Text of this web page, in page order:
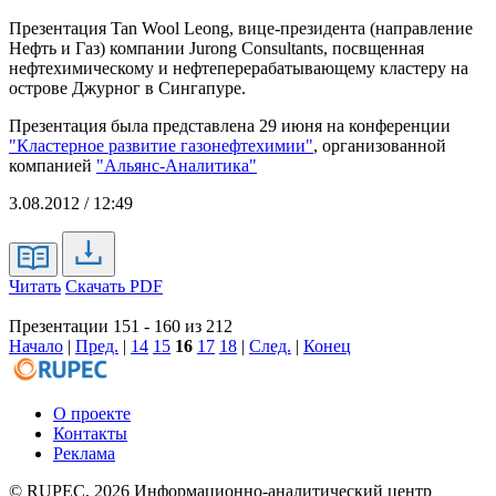
Презентация Tan Wool Leong, вице-президента (направление
Нефть и Газ) компании Jurong Consultants, посвщенная
нефтехимическому и нефтеперерабатывающему кластеру на
острове Джурног в Сингапуре.
Презентация была представлена 29 июня на конференции
"Кластерное развитие газонефтехимии", организованной
компанией "Альянс-Аналитика"
3.08.2012 / 12:49
Читать Скачать PDF
Презентации 151 - 160 из 212
Начало | Пред. | 14 15 16 17 18 | След. | Конец
О проекте
Контакты
Реклама
© RUPEC, 2026 Информационно-аналитический центр